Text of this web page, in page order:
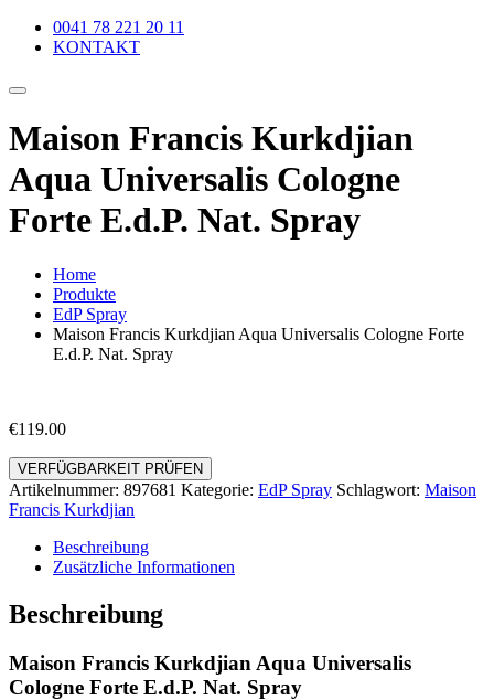
0041 78 221 20 11
KONTAKT
Maison Francis Kurkdjian
Aqua Universalis Cologne
Forte E.d.P. Nat. Spray
Home
Produkte
EdP Spray
Maison Francis Kurkdjian Aqua Universalis Cologne Forte
E.d.P. Nat. Spray
€119.00
VERFÜGBARKEIT PRÜFEN
Artikelnummer: 897681 Kategorie: EdP Spray Schlagwort: Maison
Francis Kurkdjian
Beschreibung
Zusätzliche Informationen
Beschreibung
Maison Francis Kurkdjian Aqua Universalis
Cologne Forte E.d.P. Nat. Spray